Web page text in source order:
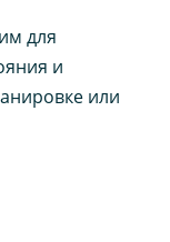
для
и
или